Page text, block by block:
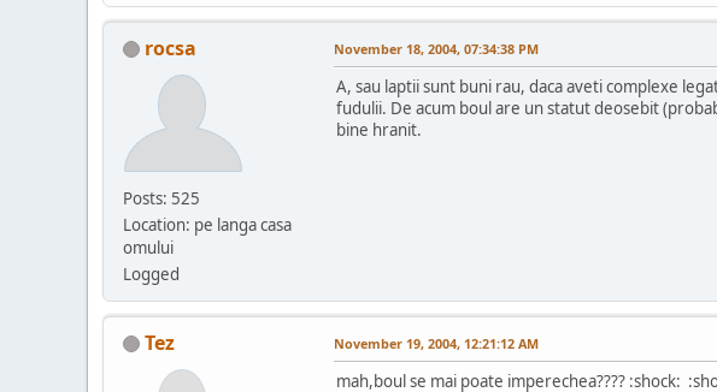
rocsa
Posts: 525
Location: pe langa casa
omului
Logged
November 18, 2004, 07:34:38 PM
A, sau laptii sunt buni rau, daca aveti complexe
fudulii. De acum boul are un statut deosebit
bine hranit.
Tez November 19, 2004, 12:21:12 AM
mah,boul se mai poate imperechea???? :shock: